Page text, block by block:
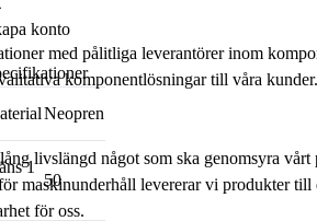
med pålitliga leverantörer inom
komponentlösningar till våra kunder.
livslängd något som ska genomsyra
maskinunderhåll levererar vi produkter till
för oss.
konto
Neopren
1
50